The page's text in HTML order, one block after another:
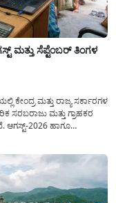
ಮತ್ತು ಸೆಪ್ಟೆಂಬರ್ ತಿಂಗಳ
ಕೇಂದ್ರ ಮತ್ತು ರಾಜ್ಯ ಸರ್ಕಾರಗಳ
ಸರಬರಾಜು ಮತ್ತು ಗ್ರಾಹಕರ
ಆಗಸ್ಟ್-2026 ಹಾಗೂ